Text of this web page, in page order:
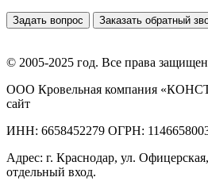
Задать вопрос Заказать обратный
© 2005-2025 год. Все права
ООО Кровельная компания
сайт
ИНН: 6658452279 ОГРН:
Адрес: г. Краснодар, ул.
отдельный вход.